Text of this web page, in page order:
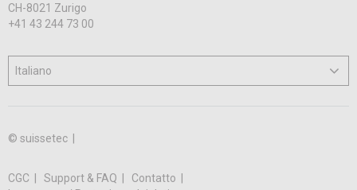
CH-8021 Zurigo
+41 43 244 73 00
© suissetec |
CGC Support & FAQ
Contatto